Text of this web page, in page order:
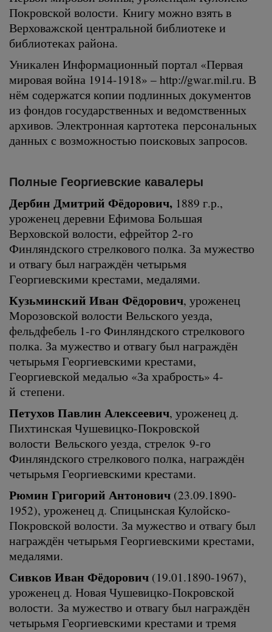
Покровской волости. Книгу можно взять в
Верховажской центральной библиотеке и
библиотеках района.
Уникален Информационный портал «Первая
мировая война 1914-1918» – http://gwar.mil.ru. В
нём содержатся копии подлинных документов
из фондов государственных и ведомственных
архивов. Электронная картотека персональных
данных с возможностью поисковых запросов.
Полные Георгиевские кавалеры
Дербин Дмитрий Фёдорович, 1889 г.р.,
уроженец деревни Ефимова Большая
Верховской волости, ефрейтор 2-го
Финляндского стрелкового полка. За мужество
и отвагу был награждён четырьмя
Георгиевскими крестами, медалями.
Кузьминский Иван Фёдорович, уроженец
Морозовской волости Вельского уезда,
фельдфебель 1-го Финляндского стрелкового
полка. За мужество и отвагу был награждён
четырьмя Георгиевскими крестами,
Георгиевской медалью «За храбрость» 4-
й степени.
Петухов Павлин Алексеевич, уроженец д.
Пихтинская Чушевицко-Покровской
волости Вельского уезда, стрелок 9-го
Финляндского стрелкового полка, награждён
четырьмя Георгиевскими крестами.
Рюмин Григорий Антонович (23.09.1890-
1952), уроженец д. Спицынская Кулойско-
Покровской волости. За мужество и отвагу был
награждён четырьмя Георгиевскими крестами,
медалями.
Сивков Иван Фёдорович (19.01.1890-1967),
уроженец д. Новая Чушевицко-Покровской
волости. За мужество и отвагу был награждён
четырьмя Георгиевскими крестами и тремя